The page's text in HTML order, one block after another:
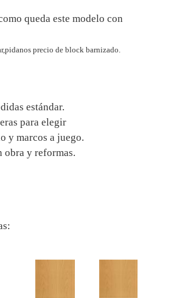
queda este modelo con
precio de block barnizado.
estándar.
para elegir
y marcos a juego.
obra y reformas.